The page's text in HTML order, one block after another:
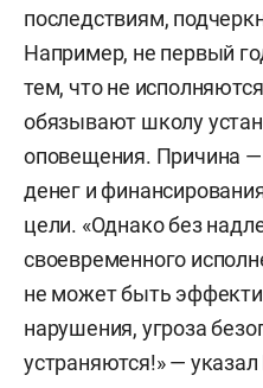
последствиям,
Например, не первый
тем, что не
обязывают школу
оповещения. Причина —
денег и
цели. «Однако без
своевременного
не может быть
нарушения, угроза
устраняются!» —